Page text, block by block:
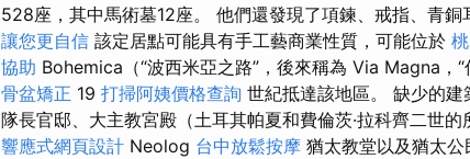
528座，其中馬術墓12座。 他們還發現了項鍊、戒指、青銅
讓您更自信 該定居點可能具有手工藝商業性質，可能位於
協助 Bohemica（“波西米亞之路”，後來稱為 Via Magna，
骨盆矯正 19 打掃阿姨價格查詢 世紀抵達該地區。 缺少的
隊長官邸、大主教宮殿（土耳其帕夏和費倫茨·拉科齊二世
響應式網頁設計 Neolog 台中放鬆按摩 猶太教堂以及猶太公